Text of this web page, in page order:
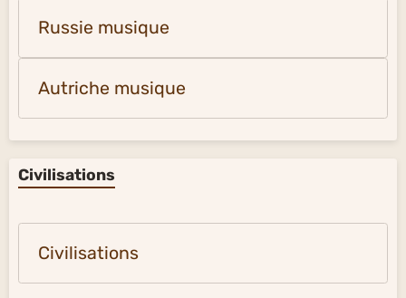
Russie musique
Autriche musique
Civilisations
Civilisations